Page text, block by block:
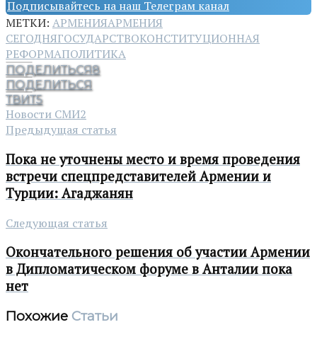
Подписывайтесь на наш Телеграм канал
МЕТКИ: АРМЕНИЯАРМЕНИЯ
СЕГОДНЯГОСУДАРСТВОКОНСТИТУЦИОННАЯ
РЕФОРМАПОЛИТИКА
ПОДЕЛИТЬСЯ8
ПОДЕЛИТЬСЯ
ТВИТ5
Новости СМИ2
Предыдущая статья
Пока не уточнены место и время проведения
встречи спецпредставителей Армении и
Турции: Агаджанян
Следующая статья
Окончательного решения об участии Армении
в Дипломатическом форуме в Анталии пока
нет
Похожие Статьи